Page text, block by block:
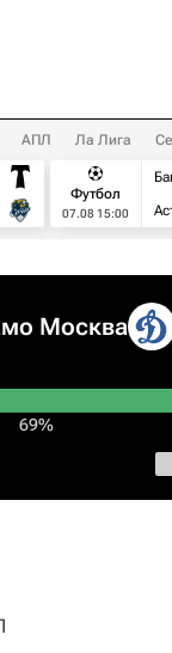
АПЛ Ла Лига
Футбол
07.08 15:00
Москва
69%